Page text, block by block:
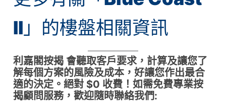
II 」的樓盤相關資訊
利嘉閣按揭 會聽取客戶要求，計算及讓您了
解每個方案的風險及成本，好讓您作出最合
適的決定。絕對 $0 收費！如需免費專業按
揭顧問服務，歡迎隨時聯絡我們: